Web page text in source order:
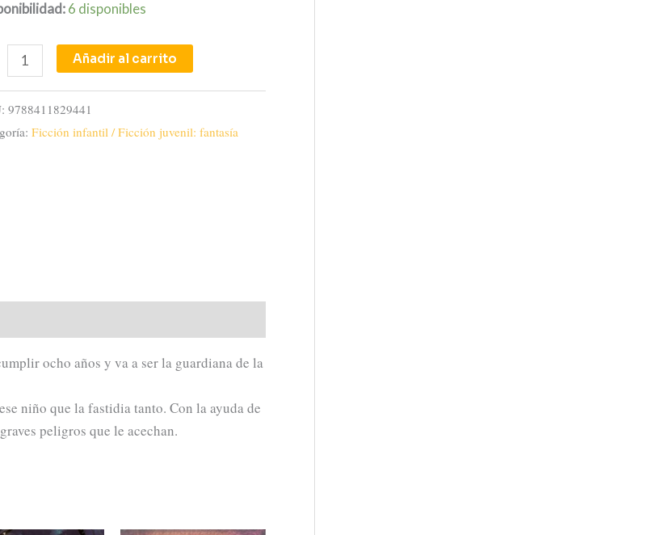
6 disponibles
Añadir al carrito
9788411829441
Ficción infantil / Ficción juvenil: fantasía
ocho años y va a ser la guardiana de la
niño que la fastidia tanto. Con la ayuda de
peligros que le acechan.